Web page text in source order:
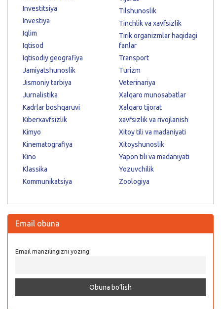
Investitsiya
Investiya
Iqlim
Iqtisod
Iqtisodiy geografiya
Jamiyatshunoslik
Jismoniy tarbiya
Jurnalistika
Kadrlar boshqaruvi
Kiberxavfsizlik
Kimyo
Kinematografiya
Kino
Klassika
Kommunikatsiya
Tilshunoslik
Tinchlik va xavfsizlik
Tirik organizmlar haqidagi
fanlar
Transport
Turizm
Veterinariya
Xalqaro munosabatlar
Xalqaro tijorat
xavfsizlik va rivojlanish
Xitoy tili va madaniyati
Xitoyshunoslik
Yapon tili va madaniyati
Yozuvchilik
Zoologiya
Email obuna
Email manzilingizni yozing: